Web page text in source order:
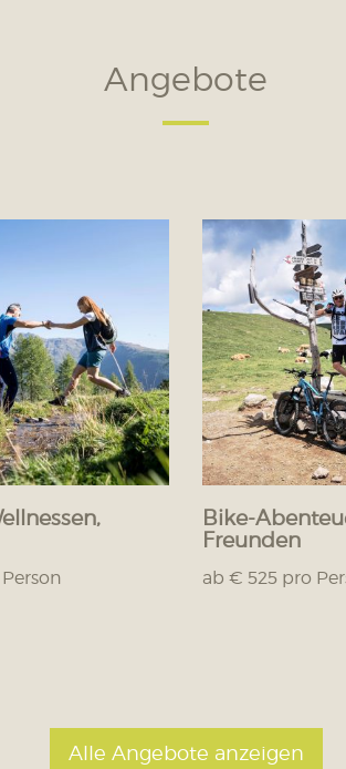
Angebote
Bike-
Freunden
ab € 525 pro
Alle Angebote anzeigen